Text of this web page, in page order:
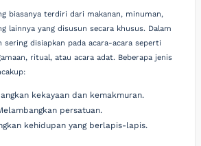
biasanya terdiri dari makanan, minuman,
lainnya yang disusun secara khusus. Dalam
sering disiapkan pada acara-acara seperti
ritual, atau acara adat. Beberapa jenis
kekayaan dan kemakmuran.
persatuan.
kehidupan yang berlapis-lapis.